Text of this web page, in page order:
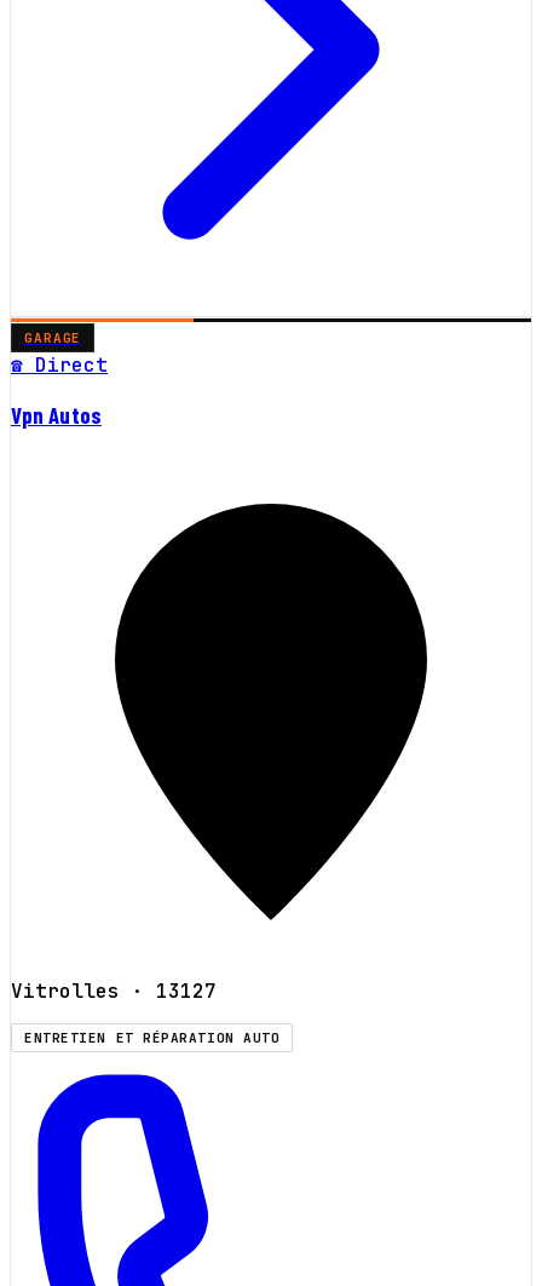
GARAGE
☎ Direct
Vpn Autos
Vitrolles · 13127
ENTRETIEN ET RÉPARATION AUTO